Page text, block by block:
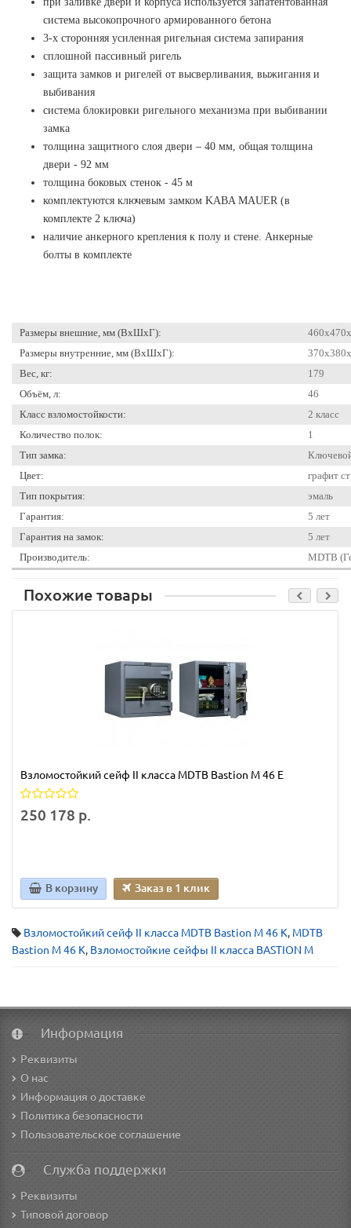
система высокопрочного армированного бетона
3-х сторонняя усиленная ригельная система запирания
сплошной пассивный ригель
защита замков и ригелей от высверливания, выжигания и
выбивания
система блокировки ригельного механизма при выбивании
замка
толщина защитного слоя двери – 40 мм, общая толщина
двери - 92 мм
толщина боковых стенок - 45 м
комплектуются ключевым замком KABA MAUER (в
комплекте 2 ключа)
наличие анкерного крепления к полу и стене. Анкерные
болты в комплекте
Размеры внешние, мм (ВхШхГ):
Размеры внутренние, мм (ВхШхГ):
Вес, кг:
179
Объём, л:
46
Класс взломостойкости:
2 класс
Количество полок:
1
Тип замка:
Цвет:
графит
Тип покрытия:
эмаль
Гарантия:
5 лет
Гарантия на замок:
5 лет
Производитель:
MDTB
Похожие товары
Взломостойкий сейф II класса MDTB Bastion M 46 E
250 178 р.
В корзину Заказ в 1 клик
Взломостойкий сейф II класса MDTB Bastion M 46 K, MDTB
Bastion M 46 K, Взломостойкие сейфы II класса BASTION M
Информация
Реквизиты
О нас
Информация о доставке
Политика безопасности
Пользовательское соглашение
Служба поддержки
Реквизиты
Типовой договор